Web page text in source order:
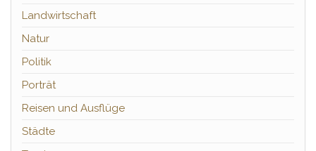
Landwirtschaft
Natur
Politik
Porträt
Reisen und Ausflüge
Städte